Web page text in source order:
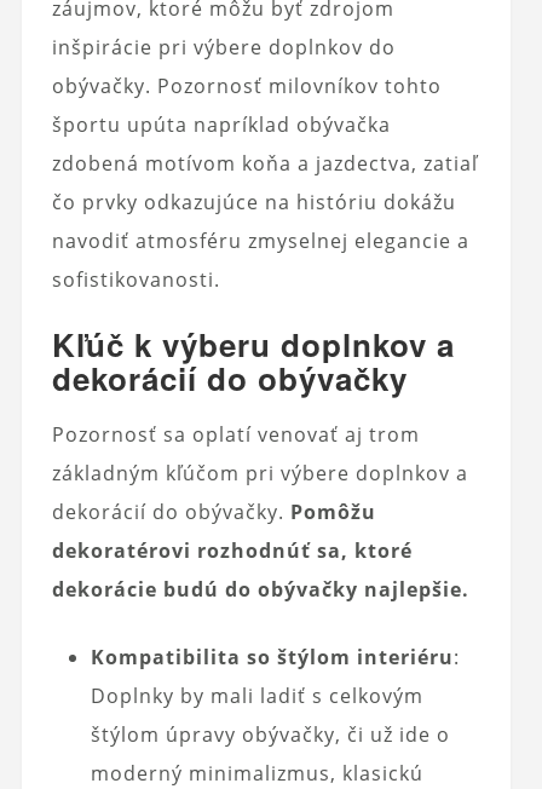
záujmov, ktoré môžu byť zdrojom
inšpirácie pri výbere doplnkov do
obývačky. Pozornosť milovníkov tohto
športu upúta napríklad obývačka
zdobená motívom koňa a jazdectva, zatiaľ
čo prvky odkazujúce na históriu dokážu
navodiť atmosféru zmyselnej elegancie a
sofistikovanosti.
Kľúč k výberu doplnkov a
dekorácií do obývačky
Pozornosť sa oplatí venovať aj trom
základným kľúčom pri výbere doplnkov a
dekorácií do obývačky. Pomôžu
dekoratérovi rozhodnúť sa, ktoré
dekorácie budú do obývačky najlepšie.
Kompatibilita so štýlom interiéru:
Doplnky by mali ladiť s celkovým
štýlom úpravy obývačky, či už ide o
moderný minimalizmus, klasickú